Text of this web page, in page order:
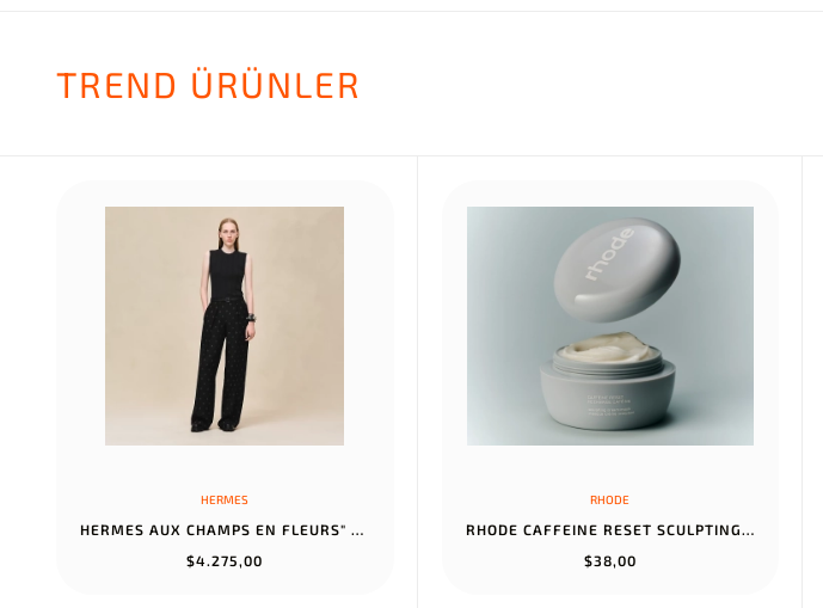
TREND ÜRÜNLER
HERMES
HERMES AUX CHAMPS EN FLEURS" PANTS NOIR
$4.275,00
RHODE
RHODE CAFFEINE RESET SCULPTING CREAM MASK
$38,00